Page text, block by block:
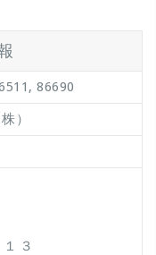
86690
）
３